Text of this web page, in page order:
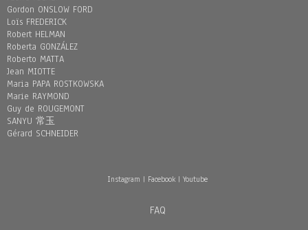
Gordon ONSLOW FORD
Loïs FREDERICK
Robert HELMAN
Roberta GONZÁLEZ
Roberto MATTA
Jean MIOTTE
Maria PAPA ROSTKOWSKA
Marie RAYMOND
Guy de ROUGEMONT
SANYU 常玉
Gérard SCHNEIDER
Instagram | Facebook| Youtube
FAQ